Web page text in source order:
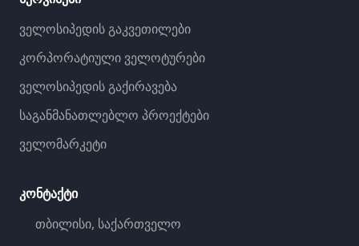
ველოსიპედის გაკვეთილები
კორპორატიული ველოტურები
ველოსიპედის გაქირავება
საგანმანათლებლო პროექტები
ველომარკეტი
კონტაქტი
თბილისი, საქართველო